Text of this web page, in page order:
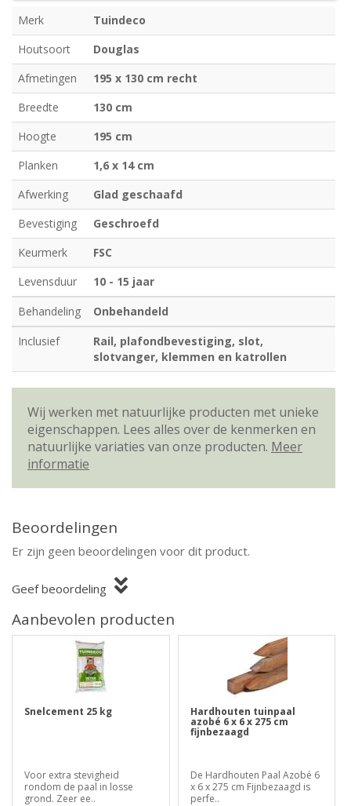
Merk
Tuindeco
Houtsoort
Douglas
Afmetingen
195 x 130 cm recht
Breedte
130 cm
Hoogte
195 cm
Planken
1,6 x 14 cm
Afwerking
Glad geschaafd
Bevestiging
Geschroefd
Keurmerk
FSC
Levensduur
10 - 15 jaar
Behandeling
Onbehandeld
Inclusief
Rail, plafondbevestiging, slot,
slotvanger, klemmen en katrollen
Wij werken met natuurlijke producten met unieke
eigenschappen. Lees alles over de kenmerken en
natuurlijke variaties van onze producten. Meer
informatie
Beoordelingen
Er zijn geen beoordelingen voor dit product.
Geef beoordeling
Aanbevolen producten
Snelcement 25 kg
Voor extra stevigheid
rondom de paal in losse
grond. Zeer ee..
Hardhouten tuinpaal
azobé 6 x 6 x 275 cm
fijnbezaagd
De Hardhouten Paal Azobé 6
x 6 x 275 cm Fijnbezaagd is
perfe..